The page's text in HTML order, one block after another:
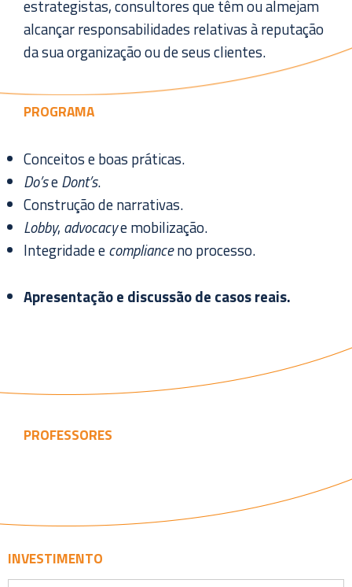
estrategistas, consultores que têm ou almejam
alcançar responsabilidades relativas à reputação
da sua organização ou de seus clientes.
PROGRAMA
Conceitos e boas práticas.
Do’seDont’s.
Construção de narrativas.
Lobby, advocacye mobilização.
Integridade ecomplianceno processo.
Apresentação e discussão de casos reais.
PROFESSORES
INVESTIMENTO